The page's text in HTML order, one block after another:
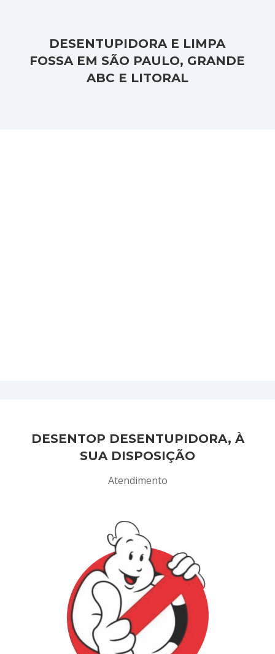
DESENTUPIDORA E LIMPA
FOSSA EM SÃO PAULO, GRANDE
ABC E LITORAL
DESENTOP DESENTUPIDORA, À
SUA DISPOSIÇÃO
Atendimento